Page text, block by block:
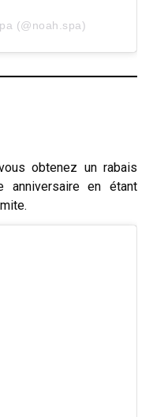
(@noah.spa)
obtenez un rabais
en étant